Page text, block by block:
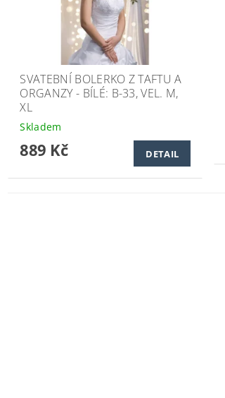
SVATEBNÍ BOLERKO Z TAFTU A
ORGANZY - BÍLÉ: B-33, VEL. M,
XL
Skladem
889 Kč DETAIL